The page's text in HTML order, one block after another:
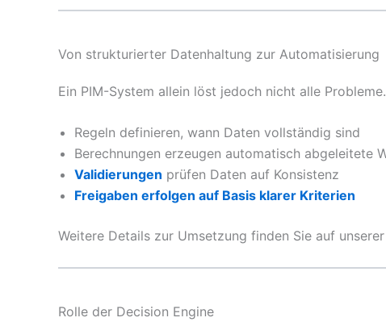
Von strukturierter Datenhaltung zur Automatisierung
Ein PIM-System allein löst jedoch nicht alle
Regeln definieren, wann Daten vollständig sind
Berechnungen erzeugen automatisch abgeleitete
Validierungen prüfen Daten auf Konsistenz
Freigaben erfolgen auf Basis klarer Kriterien
Weitere Details zur Umsetzung finden Sie auf
Rolle der Decision Engine